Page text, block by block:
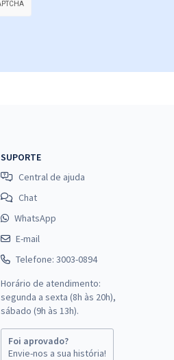
SUPORTE
Central de ajuda
Chat
WhatsApp
E-mail
Telefone: 3003-0894
Horário de atendimento:
segunda a sexta (8h às 20h),
sábado (9h às 13h).
Foi aprovado?
Envie-nos a sua história!